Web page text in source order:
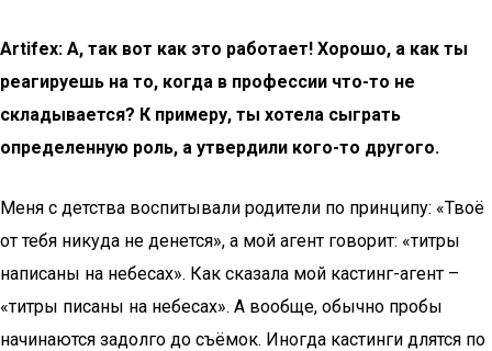
Artifex: А, так вот как это работает! Хорошо, а как ты
реагируешь на то, когда в профессии что-то не
складывается? К примеру, ты хотела сыграть
определенную роль, а утвердили кого-то другого.
Меня с детства воспитывали родители по принципу: «Твоё
от тебя никуда не денется», а мой агент говорит: «титры
написаны на небесах». Как сказала мой кастинг-агент –
«титры писаны на небесах». А вообще, обычно пробы
начинаются задолго до съёмок. Иногда кастинги длятся по